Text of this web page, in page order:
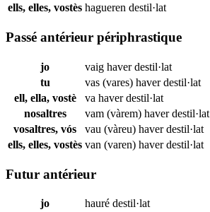
ells, elles, vostès hagueren destil·lat
Passé antérieur périphrastique
jo vaig haverdestil·lat
tu
vas (vares) haverdestil·lat
ell, ella, vostè
va haverdestil·lat
nosaltres
vam (vàrem) haverdestil·lat
vosaltres, vós
vau (vàreu) haverdestil·lat
ells, elles, vostès van (varen) haverdestil·lat
Futur antérieur
jo hauré destil·lat